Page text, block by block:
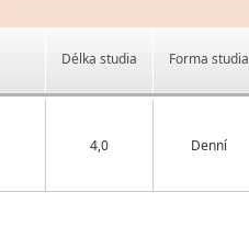
Délka studia Forma studia
4,0 Denní